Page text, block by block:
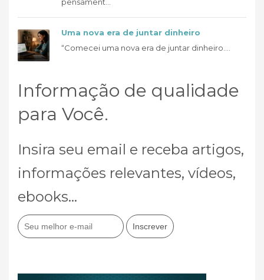
Uma nova era de juntar dinheiro
“Comecei uma nova era de juntar dinheiro....
Informação de qualidade
para Você.
Insira seu email e receba artigos,
informações relevantes, vídeos,
ebooks...